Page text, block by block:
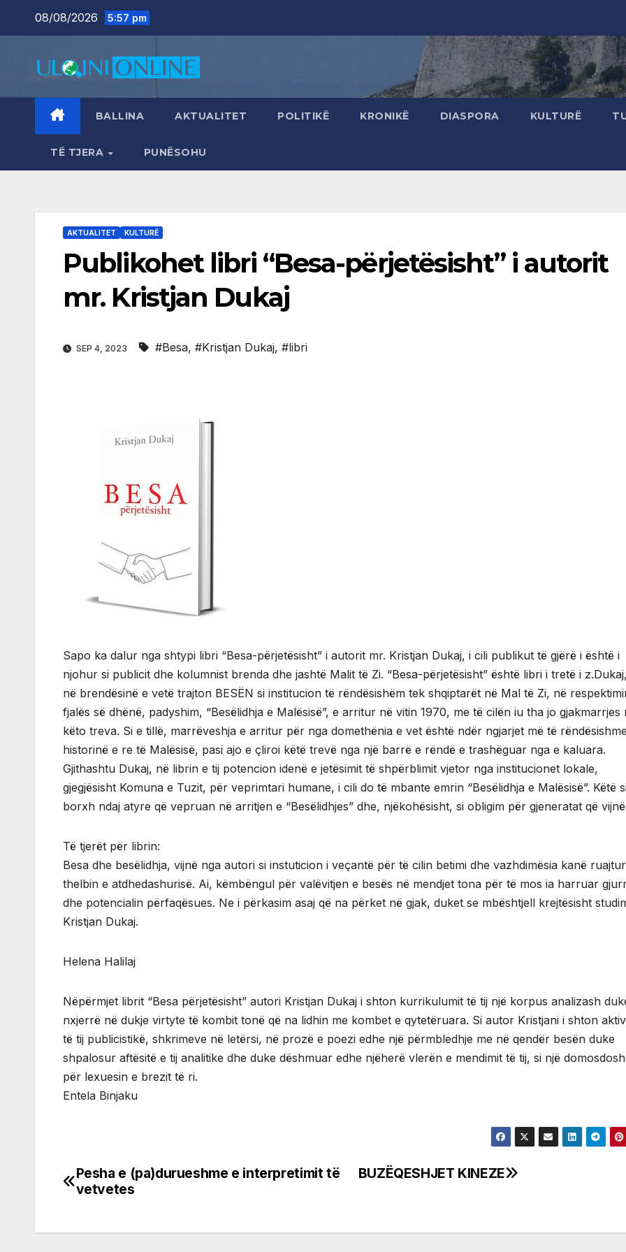
08/08/2026 5:57 pm
BALLINA AKTUALITET POLITIKË KRONIKË DIASPORA KULTURË
TË TJERA PUNËSOHU
AKTUALITET KULTURË
Publikohet libri “Besa-përjetësisht” i autorit
mr. Kristjan Dukaj
SEP 4, 2023 #Besa, #Kristjan Dukaj, #libri
Sapo ka dalur nga shtypi libri “Besa-përjetësisht” i autorit mr. Kristjan Dukaj, i cili publikut të gjërë i është i
njohur si publicit dhe kolumnist brenda dhe jashtë Malit të Zi. “Besa-përjetësisht” është libri i tretë i
në brendësinë e vetë trajton BESËN si institucion të rëndësishëm tek shqiptarët në Mal të Zi, në
fjalës së dhënë, padyshim, “Besëlidhja e Malësisë”, e arritur në vitin 1970, me të cilën iu tha jo gjakmarrjes
këto treva. Si e tillë, marrëveshja e arritur për nga domethënia e vet është ndër ngjarjet më të
historinë e re të Malësisë, pasi ajo e çliroi këtë trevë nga një barrë e rëndë e trashëguar nga e kaluara.
Gjithashtu Dukaj, në librin e tij potencion idenë e jetësimit të shpërblimit vjetor nga institucionet lokale,
gjegjësisht Komuna e Tuzit, për veprimtari humane, i cili do të mbante emrin “Besëlidhja e Malësisë”. Këtë
borxh ndaj atyre që vepruan në arritjen e “Besëlidhjes” dhe, njëkohësisht, si obligim për gjeneratat që
Të tjerët për librin:
Besa dhe besëlidhja, vijnë nga autori si instuticion i veçantë për të cilin betimi dhe vazhdimësia kanë ruajtur
thelbin e atdhedashurisë. Ai, këmbëngul për valëvitjen e besës në mendjet tona për të mos ia harruar
dhe potencialin përfaqësues. Ne i përkasim asaj që na përket në gjak, duket se mbështjell krejtësisht
Kristjan Dukaj.
Helena Halilaj
Nëpërmjet librit “Besa përjetësisht” autori Kristjan Dukaj i shton kurrikulumit të tij një korpus analizash
nxjerrë në dukje virtyte të kombit tonë që na lidhin me kombet e qytetëruara. Si autor Kristjani i shton
të tij publicistikë, shkrimeve në letërsi, në prozë e poezi edhe një përmbledhje me në qendër besën duke
shpalosur aftësitë e tij analitike dhe duke dëshmuar edhe njëherë vlerën e mendimit të tij, si një
për lexuesin e brezit të ri.
Entela Binjaku
Post
BUZËQESHJET KINEZE
Pesha e (pa)durueshme e interpretimit të
vetvetes